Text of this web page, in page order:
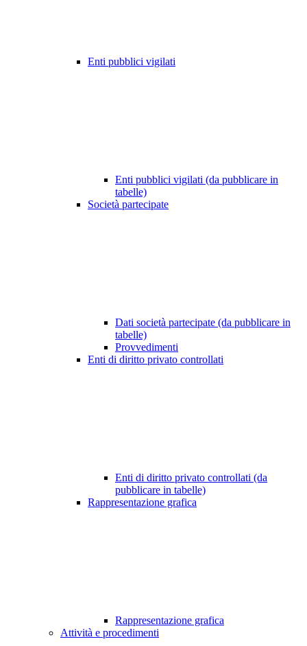
Enti pubblici vigilati
Enti pubblici vigilati (da pubblicare in
tabelle)
Società partecipate
Dati società partecipate (da pubblicare in
tabelle)
Provvedimenti
Enti di diritto privato controllati
Enti di diritto privato controllati (da
pubblicare in tabelle)
Rappresentazione grafica
Rappresentazione grafica
Attività e procedimenti